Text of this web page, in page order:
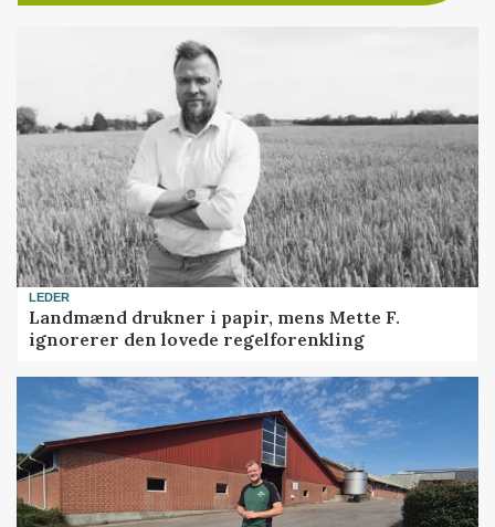
LEDER
Landmænd drukner i papir, mens Mette F.
ignorerer den lovede regelforenkling